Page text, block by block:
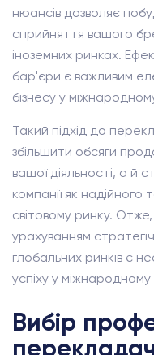
нюансів дозволяє
сприйняття вашого
іноземних ринках.
бар'єри є важливим
бізнесу у
Такий підхід до
збільшити обсяги
вашої діяльності, а й
компанії як
світовому ринку.
урахуванням
глобальних ринків є
успіху у міжнародному
Вибір